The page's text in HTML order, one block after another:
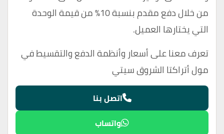
من خلال دفع مقدم بنسبة 10% من قيمة الوحدة
التي يختارها العميل.
تعرف معنا على أسعار وأنظمة الدفع والتقسيط في
مول أتراكتا الشروق سيتي
اتصل بنا
واتساب